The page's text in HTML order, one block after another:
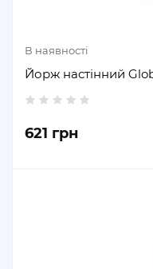
В наявності
Йорж настінний
621 грн